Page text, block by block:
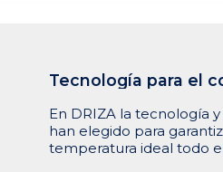
Tecnología para el
En DRIZA la tecnología
han elegido para
temperatura ideal todo